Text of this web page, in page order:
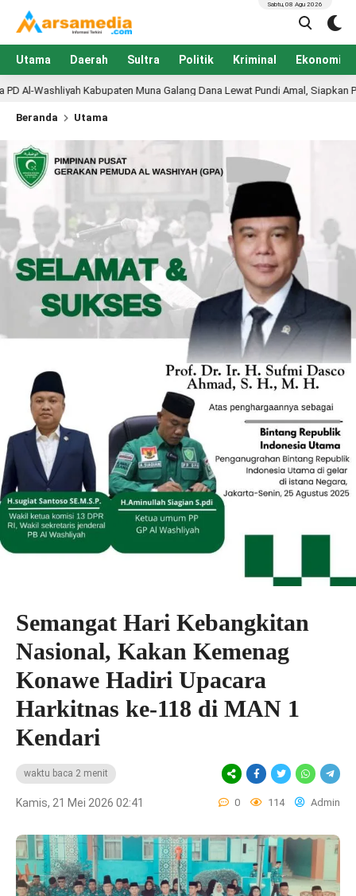
Utama Daerah Sultra Politik Kriminal Ekonomi
Sabtu, 08 Agu 2026
Muna Galang Dana Lewat Pundi Amal, Siapkan Pembangunan PKBM
Beranda Utama
Semangat Hari Kebangkitan
Nasional, Kakan Kemenag
Konawe Hadiri Upacara
Harkitnas ke-118 di MAN 1
Kendari
waktu baca 2 menit
Kamis, 21 Mei 2026 02:41 0 114 Admin